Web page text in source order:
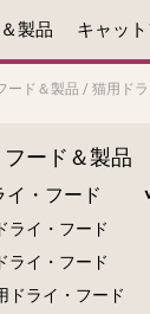
製品 キャッ
ード＆製品 /猫用ド
ード＆製品
イ・フード
ライ・フード
ライ・フード
ドライ・フード